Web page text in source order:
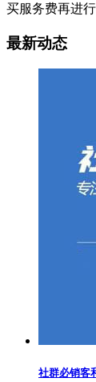
买服务费再进
最新动态
社群必销客